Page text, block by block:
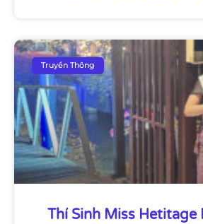
Truyền Thông
Thí Sinh Miss Hetitage